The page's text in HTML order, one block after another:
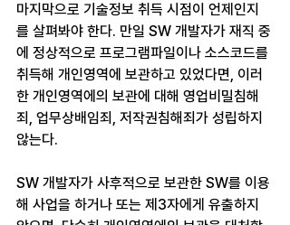
마지막으로 기술정보 취득 시점이 언제인지
를 살펴봐야 한다. 만일 SW 개발자가 재직 중
에 정상적으로 프로그램파일이나 소스코드를
취득해 개인영역에 보관하고 있었다면, 이러
한 개인영역에의 보관에 대해 영업비밀침해
죄, 업무상배임죄, 저작권침해죄가 성립하지
않는다.
SW 개발자가 사후적으로 보관한 SW를 이용
해 사업을 하거나 또는 제3자에게 유출하지